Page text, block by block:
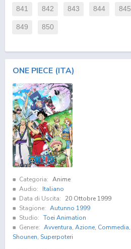
841 842 843 844 845
849 850
ONE PIECE (ITA)
Categoria: Anime
Audio:
Italiano
Data di Uscita:
20 Ottobre 1999
Stagione: Autunno 1999
Studio: Toei Animation
Genere: Avventura, Azione, Commedia,
Shounen, Superpoteri